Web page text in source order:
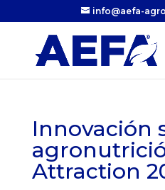
info@aefa-
Innovación
Attraction